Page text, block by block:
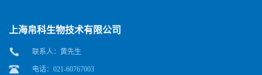
上海帛科生物技术有限公司
联系人：黄先生
电话：021-60767003